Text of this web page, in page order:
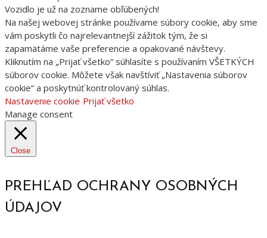
Vozidlo je už na zozname obľúbených!
Na našej webovej stránke používame súbory cookie, aby sme
vám poskytli čo najrelevantnejší zážitok tým, že si
zapamätáme vaše preferencie a opakované návštevy.
Kliknutím na „Prijať všetko“ súhlasíte s používaním VŠETKÝCH
súborov cookie. Môžete však navštíviť „Nastavenia súborov
cookie“ a poskytnúť kontrolovaný súhlas.
Nastavenie cookie Prijať všetko
Manage consent
Close
PREHĽAD OCHRANY OSOBNÝCH
ÚDAJOV